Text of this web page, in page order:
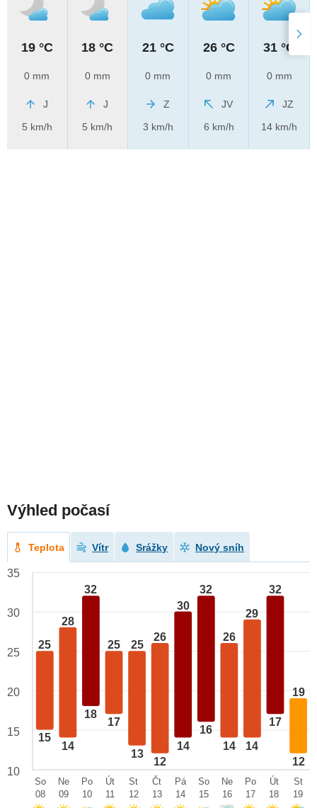
19 °C
0 mm
J
5 km/h
18 °C
0 mm
J
5 km/h
21 °C
0 mm
Z
3 km/h
26 °C
0 mm
JV
6 km/h
31 °C
0 mm
JZ
14 km/h
Výhled počasí
Teplota Vítr Srážky Nový sníh
25
15
28
14
32
18
25
17
25
13
26
12
30
14
32
16
26
14
29
14
32
17
19
12
35
30
25
20
15
10
So
08
Ne
09
Po
10
Út
11
St
12
Čt
13
Pá
14
So
15
Ne
16
Po
17
Út
18
St
19